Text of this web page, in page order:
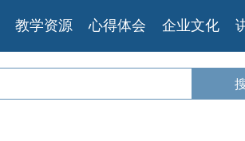
教学资源 心得体会 企业文化